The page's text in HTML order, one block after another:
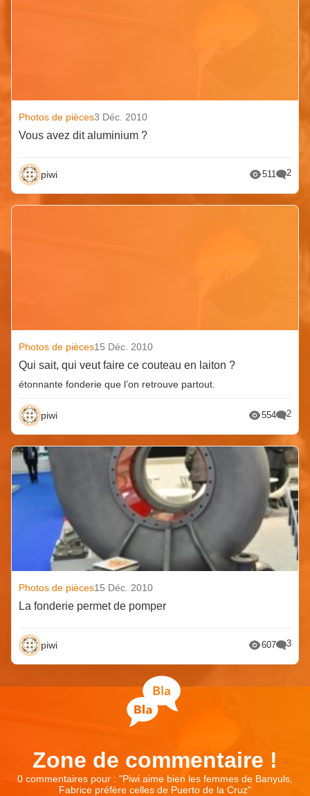
Photos de pièces3 Déc. 2010
Vous avez dit aluminium ?
piwi 511 2
Photos de pièces15 Déc. 2010
Qui sait, qui veut faire ce couteau en laiton ?
étonnante fonderie que l’on retrouve partout.
piwi 554 2
Photos de pièces15 Déc. 2010
La fonderie permet de pomper
piwi 607 3
Zone de commentaire !
0 commentaires pour : "Piwi aime bien les femmes de Banyuls,
Fabrice préfère celles de Puerto de la Cruz"